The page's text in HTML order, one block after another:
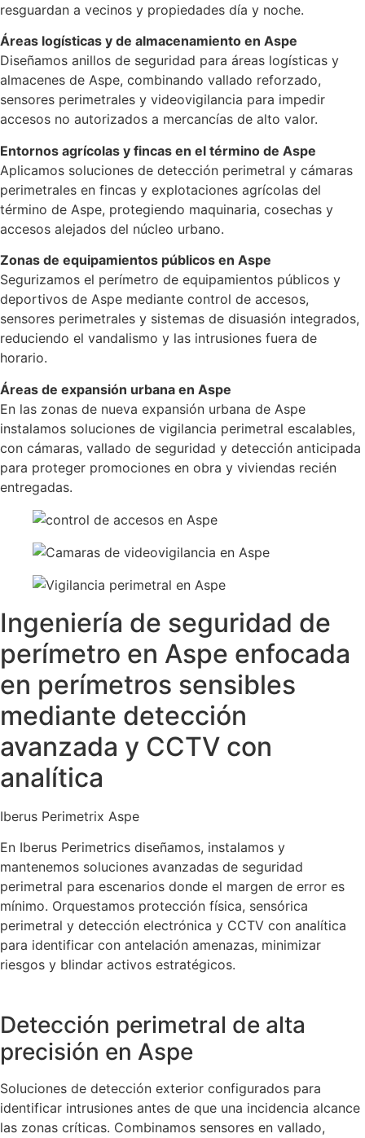
resguardan a vecinos y propiedades día y noche.
Áreas logísticas y de almacenamiento en Aspe
Diseñamos anillos de seguridad para áreas logísticas y
almacenes de Aspe, combinando vallado reforzado,
sensores perimetrales y videovigilancia para impedir
accesos no autorizados a mercancías de alto valor.
Entornos agrícolas y fincas en el término de Aspe
Aplicamos soluciones de detección perimetral y cámaras
perimetrales en fincas y explotaciones agrícolas del
término de Aspe, protegiendo maquinaria, cosechas y
accesos alejados del núcleo urbano.
Zonas de equipamientos públicos en Aspe
Segurizamos el perímetro de equipamientos públicos y
deportivos de Aspe mediante control de accesos,
sensores perimetrales y sistemas de disuasión integrados,
reduciendo el vandalismo y las intrusiones fuera de
horario.
Áreas de expansión urbana en Aspe
En las zonas de nueva expansión urbana de Aspe
instalamos soluciones de vigilancia perimetral escalables,
con cámaras, vallado de seguridad y detección anticipada
para proteger promociones en obra y viviendas recién
entregadas.
Ingeniería de seguridad de
perímetro en Aspe enfocada
en perímetros sensibles
mediante detección
avanzada y CCTV con
analítica
Iberus Perimetrix Aspe
En Iberus Perimetrics diseñamos, instalamos y
mantenemos soluciones avanzadas de seguridad
perimetral para escenarios donde el margen de error es
mínimo. Orquestamos protección física, sensórica
perimetral y detección electrónica y CCTV con analítica
para identificar con antelación amenazas, minimizar
riesgos y blindar activos estratégicos.
Detección perimetral de alta
precisión en Aspe
Soluciones de detección exterior configurados para
identificar intrusiones antes de que una incidencia alcance
las zonas críticas. Combinamos sensores en vallado,